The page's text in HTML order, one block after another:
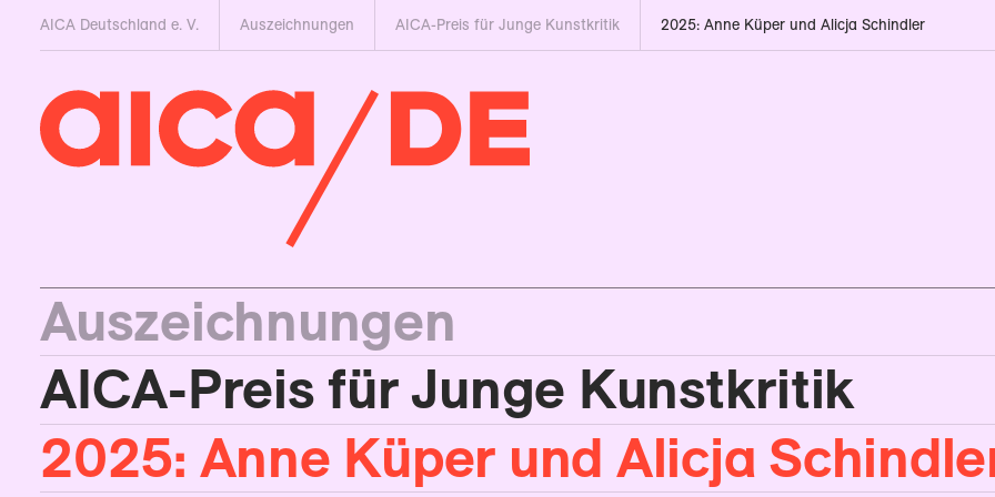
Auszeichnungen
AICA-Preis für Junge Kunstkritik
2025: Anne Küper und Alicja
AICA Deutschland e. V. Auszeichnungen AICA-Preis für Junge Kunstkritik 2025: Anne Küper und Alicja Schindler